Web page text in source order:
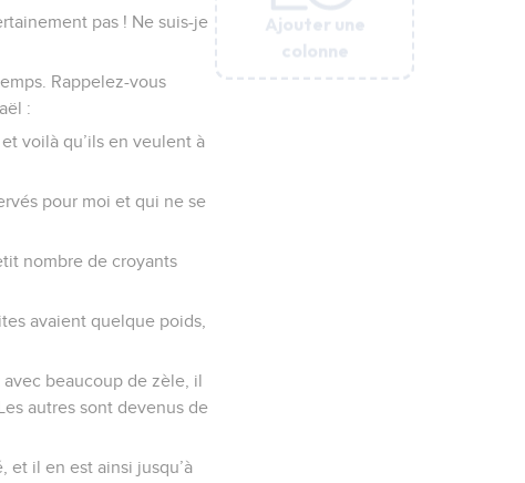
Ajouter une
colonne
Ajouter une
colonne
pas ! Ne suis-je
Rappelez-vous
:
voilà qu’ils en veulent à
pour moi et qui ne se
nombre de croyants
avaient quelque poids,
beaucoup de zèle, il
autres sont devenus de
et il en est ainsi jusqu’à
Ajouter une
colonne
Ajouter une
colonne
Ajouter une
colonne
Ajouter une
colonne